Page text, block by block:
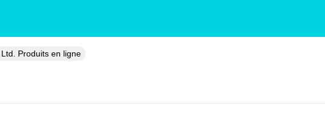
Produits en ligne